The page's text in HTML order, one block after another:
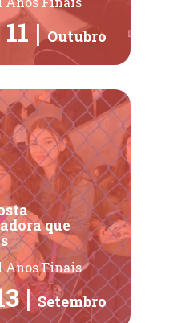
11 |Outubro
que
Anos Finais
|Setembro